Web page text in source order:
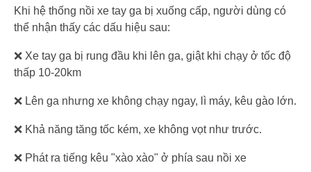
Khi hệ thống nồi xe tay ga bị xuống cấp, người dùng có
thể nhận thấy các dấu hiệu sau:
❌ Xe tay ga bị rung đầu khi lên ga, giật khi chạy ở tốc độ
thấp 10-20km
❌ Lên ga nhưng xe không chạy ngay, lì máy, kêu gào lớn.
❌ Khả năng tăng tốc kém, xe không vọt như trước.
❌ Phát ra tiếng kêu "xào xào" ở phía sau nồi xe